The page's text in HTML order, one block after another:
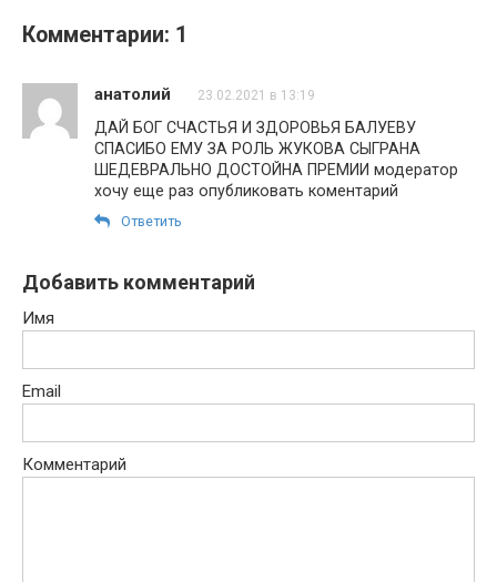
Комментарии: 1
анатолий 23.02.2021 в 13:19
ДАЙ БОГ СЧАСТЬЯ И ЗДОРОВЬЯ БАЛУЕВУ
СПАСИБО ЕМУ ЗА РОЛЬ ЖУКОВА СЫГРАНА
ШЕДЕВРАЛЬНО ДОСТОЙНА ПРЕМИИ модератор
хочу еще раз опубликовать коментарий
Ответить
Добавить комментарий
Имя
Email
Комментарий